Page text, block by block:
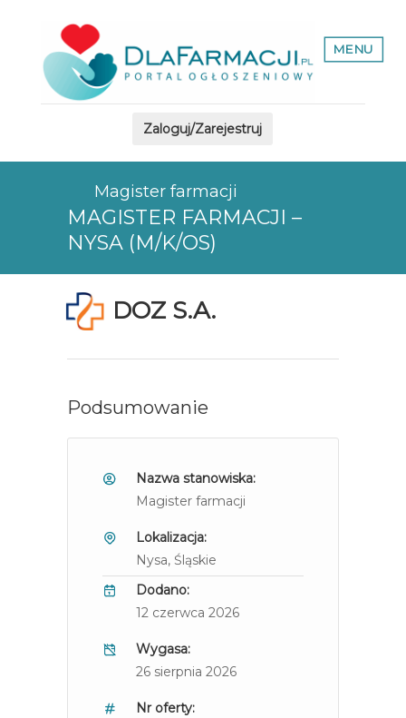
MENU
Zaloguj/Zarejestruj
Magister farmacji
MAGISTER FARMACJI –
NYSA (M/K/OS)
DOZ S.A.
Podsumowanie
Nazwa stanowiska:
Magister farmacji
Lokalizacja:
Nysa, Śląskie
Dodano:
12 czerwca 2026
Wygasa:
26 sierpnia 2026
Nr oferty: